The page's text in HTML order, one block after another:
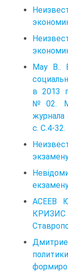
May B..
в 2013
№02.
с. С.4-32.
АСЕЕВ
КРИЗИС